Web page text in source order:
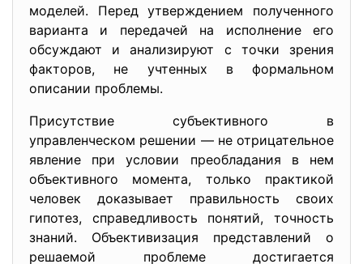
моделей. Перед утверждением полученного
варианта и передачей на исполнение его
обсуждают и анализируют с точки зрения
факторов, не учтенных в формальном
описании проблемы.
Присутствие субъективного в
управленческом решении — не отрицательное
явление при условии преобладания в нем
объективного момента, только практикой
человек доказывает правильность своих
гипотез, справедливость понятий, точность
знаний. Объективизация представлений о
решаемой проблеме достигается